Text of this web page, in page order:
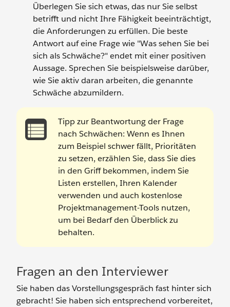
Überlegen Sie sich etwas, das nur Sie selbst
betrifft und nicht Ihre Fähigkeit beeinträchtigt,
die Anforderungen zu erfüllen. Die beste
Antwort auf eine Frage wie "Was sehen Sie bei
sich als Schwäche?" endet mit einer positiven
Aussage. Sprechen Sie beispielsweise darüber,
wie Sie aktiv daran arbeiten, die genannte
Schwäche abzumildern.
Tipp zur Beantwortung der Frage
nach Schwächen: Wenn es Ihnen
zum Beispiel schwer fällt, Prioritäten
zu setzen, erzählen Sie, dass Sie dies
in den Griff bekommen, indem Sie
Listen erstellen, Ihren Kalender
verwenden und auch kostenlose
Projektmanagement-Tools nutzen,
um bei Bedarf den Überblick zu
behalten.
Fragen an den Interviewer
Sie haben das Vorstellungsgespräch fast hinter sich
gebracht! Sie haben sich entsprechend vorbereitet,